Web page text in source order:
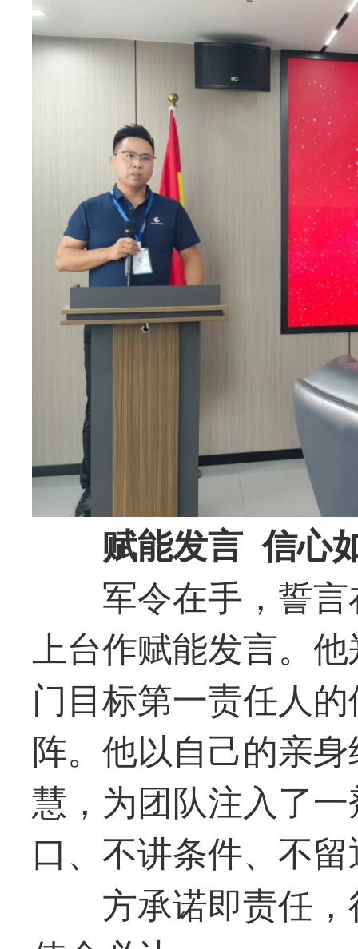
赋能发言 信心
军令在手，誓
上台作赋能发言。
门目标第一责任人
阵。他以自己的亲
慧，为团队注入了
口、不讲条件、不
方承诺即责任